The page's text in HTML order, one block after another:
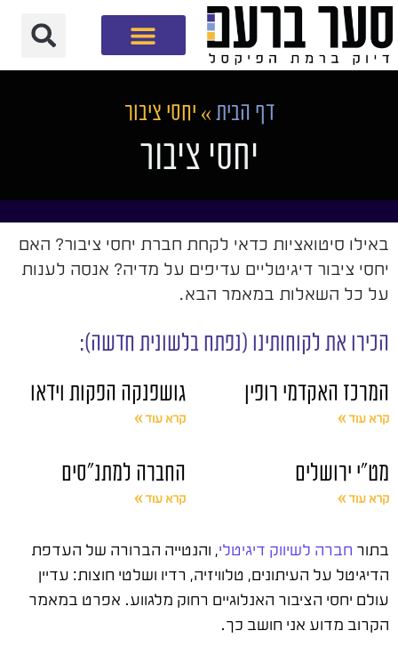
דף הבית » יחסי ציבור
יחסי ציבור
באילו סיטואציות כדאי לקחת חברת יחסי ציבור? האם
יחסי ציבור דיגיטליים עדיפים על מדיה? אנסה לענות
על כל השאלות במאמר הבא.
הכירו את לקוחותינו (נפתח בלשונית חדשה):
המרכז האקדמי רופין
קרא עוד »
גושפנקה הפקות וידאו
קרא עוד »
מט"י ירושלים
קרא עוד »
החברה למתנ"סים
קרא עוד »
בתור חברה לשיווק דיגיטלי, והנטייה הברורה של העדפת
הדיגיטל על העיתונים, טלוויזיה, רדיו ושלטי חוצות: עדיין
עולם יחסי הציבור האנלוגיים רחוק מלגווע. אפרט במאמר
הקרוב מדוע אני חושב כך.